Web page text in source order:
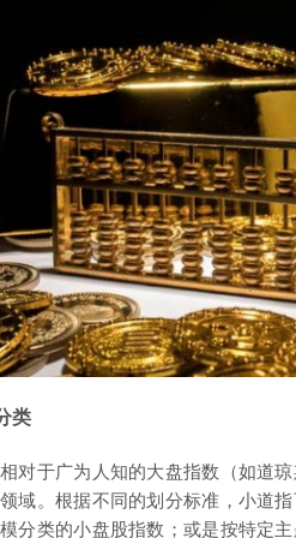
类
对于广为人知的大盘指数（如道
域。根据不同的划分标准，小道
分类的小盘股指数；或是按特定